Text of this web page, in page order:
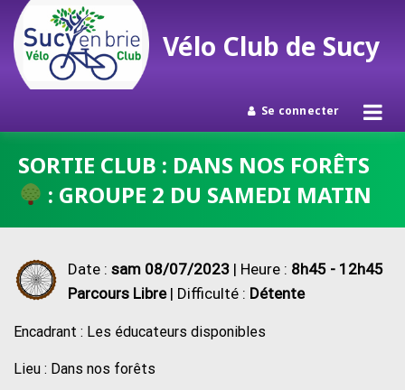
contenu
Vélo Club de Sucy
Se connecter
SORTIE CLUB : DANS NOS FORÊTS
: GROUPE 2 DU SAMEDI MATIN
Date : sam 08/07/2023 | Heure : 8h45 - 12h45
Parcours Libre| Difficulté : Détente
Encadrant : Les éducateurs disponibles
Lieu : Dans nos forêts